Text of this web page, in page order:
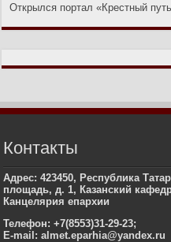
Открылся портал «Крестный
Контакты
Адрес: 423450, Республика
площадь, д. 1, Казанский
Канцелярия епархии
Телефон: +7(8553)31-29-23;
E-mail:almet.eparhia@yandex.ru